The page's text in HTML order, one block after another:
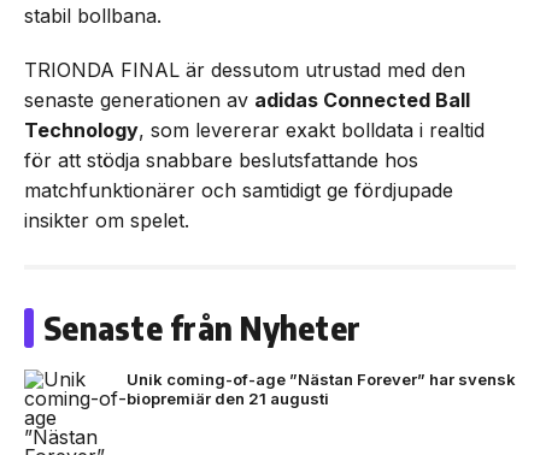
stabil bollbana.
TRIONDA FINAL är dessutom utrustad med den
senaste generationen av adidas Connected Ball
Technology, som levererar exakt bolldata i realtid
för att stödja snabbare beslutsfattande hos
matchfunktionärer och samtidigt ge fördjupade
insikter om spelet.
Senaste från Nyheter
Unik coming-of-age ”Nästan Forever” har svensk
biopremiär den 21 augusti